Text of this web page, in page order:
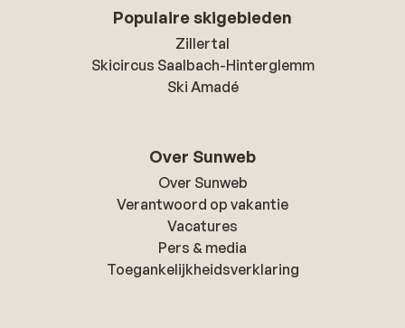
Populaire skigebieden
Zillertal
Skicircus Saalbach-Hinterglemm
Ski Amadé
Over Sunweb
Over Sunweb
Verantwoord op vakantie
Vacatures
Pers & media
Toegankelijkheidsverklaring